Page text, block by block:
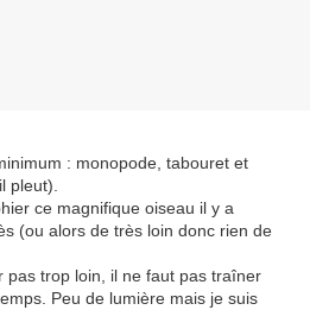
: monopode, tabouret et
pleut).
ce magnifique oiseau il y a
(ou alors de très loin donc rien de
pas trop loin, il ne faut pas traîner
Peu de lumière mais je suis